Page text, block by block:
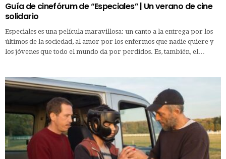
Guía de cinefórum de “Especiales” | Un verano de cine
solidario
Especiales es una película maravillosa: un canto a la entrega por los
últimos de la sociedad, al amor por los enfermos que nadie quiere y
los jóvenes que todo el mundo da por perdidos. Es, también, el…